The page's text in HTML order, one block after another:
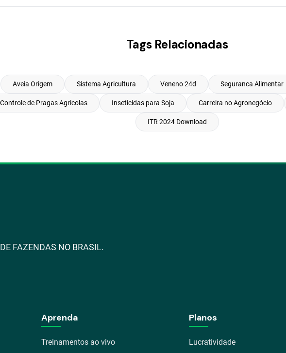
Tags Relacionadas
Aveia Origem Sistema Agricultura Veneno 24d Seguranca Alimentar
Controle de Pragas Agricolas Inseticidas para Soja Carreira no Agronegócio
ITR 2024 Download
FAZENDAS NO BRASIL.
Aprenda
Treinamentos ao vivo
Planos
Lucratividade